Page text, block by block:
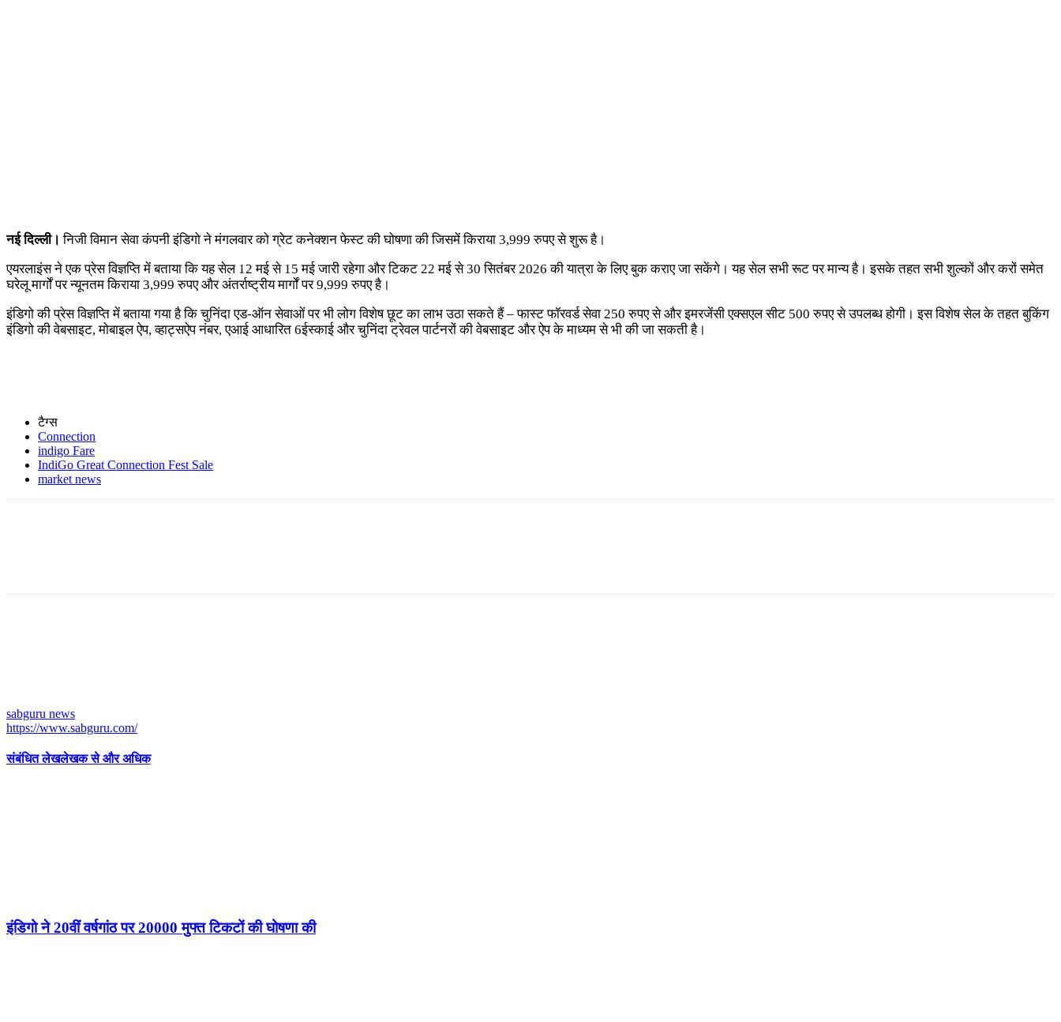
नई दिल्ली। निजी विमान सेवा कंपनी इंडिगो ने मंगलवार को ग्रेट कनेक्शन फेस्ट की घोषणा की जिसमें किराया 3,999 रुपए से शुरू है।
एयरलाइंस ने एक प्रेस विज्ञप्ति में बताया कि यह सेल 12 मई से 15 मई जारी रहेगा और टिकट 22 मई से 30 सितंबर 2026 की यात्रा के लिए बुक कराए जा सकेंगे। यह सेल सभी रूट पर मान्य है। इसके तहत सभी शुल्कों और करों समेत
घरेलू मार्गों पर न्यूनतम किराया 3,999 रुपए और अंतर्राष्ट्रीय मार्गों पर 9,999 रुपए है।
इंडिगो की प्रेस विज्ञप्ति में बताया गया है कि चुनिंदा एड-ऑन सेवाओं पर भी लोग विशेष छूट का लाभ उठा सकते हैं – फास्ट फॉरवर्ड सेवा 250 रुपए से और इमरजेंसी एक्सएल सीट 500 रुपए से उपलब्ध होगी। इस विशेष सेल के तहत बुकिंग
इंडिगो की वेबसाइट, मोबाइल ऐप, व्हाट्सऐप नंबर, एआई आधारित 6ईस्काई और चुनिंदा ट्रेवल पार्टनरों की वेबसाइट और ऐप के माध्यम से भी की जा सकती है।
टैग्स
Connection
indigo Fare
IndiGo Great Connection Fest Sale
market news
sabguru news
https://www.sabguru.com/
संबंधित लेखलेखक से और अधिक
इंडिगो ने 20वीं वर्षगांठ पर 20000 मुफ्त टिकटों की घोषणा की